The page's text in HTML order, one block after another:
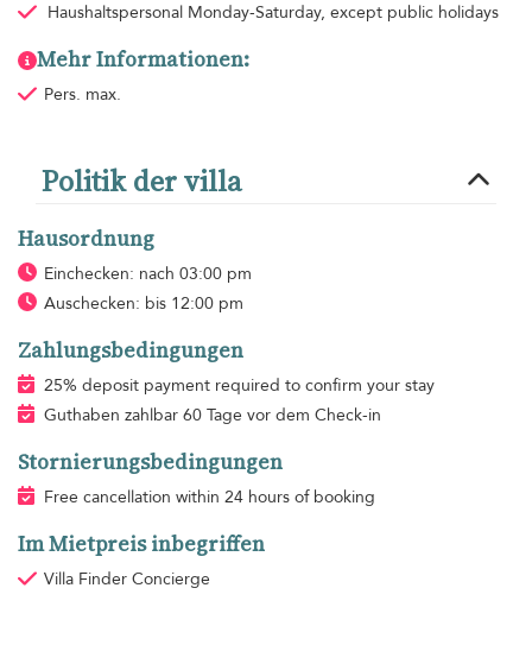
Haushaltspersonal Monday-Saturday, except public holidays
Mehr Informationen:
Pers. max.
Politik der villa
Hausordnung
Einchecken: nach 03:00 pm
Auschecken: bis 12:00 pm
Zahlungsbedingungen
25% deposit payment required to confirm your stay
Guthaben zahlbar 60 Tage vor dem Check-in
Stornierungsbedingungen
Free cancellation within 24 hours of booking
Im Mietpreis inbegriffen
Villa Finder Concierge